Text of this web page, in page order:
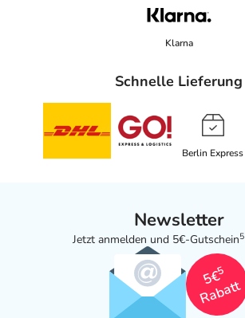
Klarna
Schnelle Lieferung
Berlin Express
Newsletter
Jetzt anmelden und 5€-Gutschein5
5€
5
Rabatt